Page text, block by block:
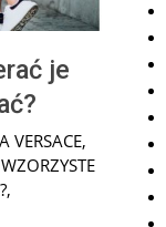
je
VERSACE,
,